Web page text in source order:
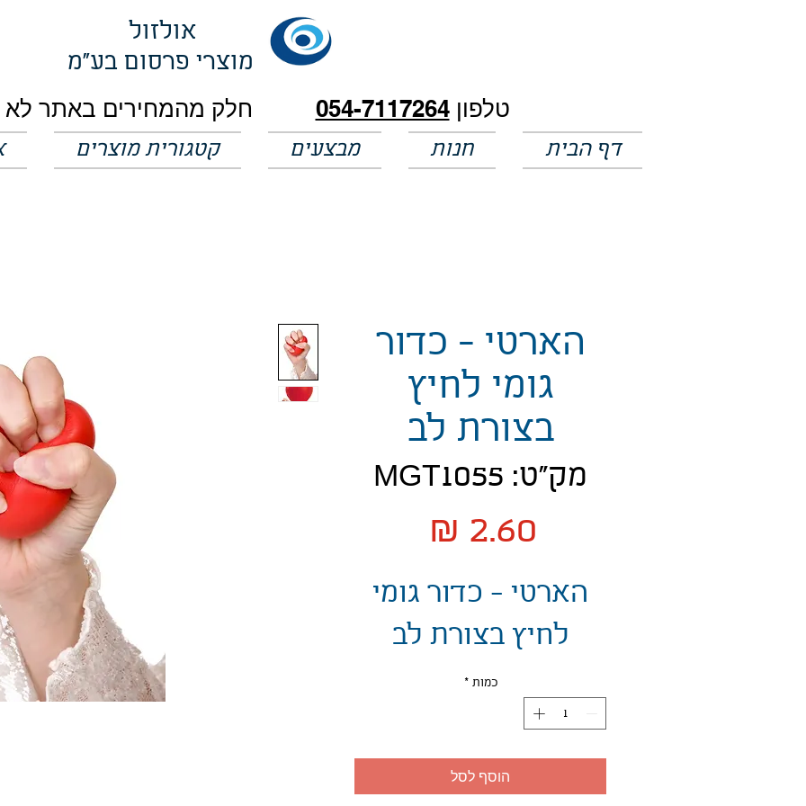
אולזול
מוצרי פרסום בע"מ
טלפון054-7117264
דף הבית חנות מבצעים קטגורית מוצרים
הארטי - כדור
גומי לחיץ
בצורת לב
מק"ט: MGT1055
הארטי - כדור גומי
לחיץ בצורת לב
כמות *
הוסף לסל